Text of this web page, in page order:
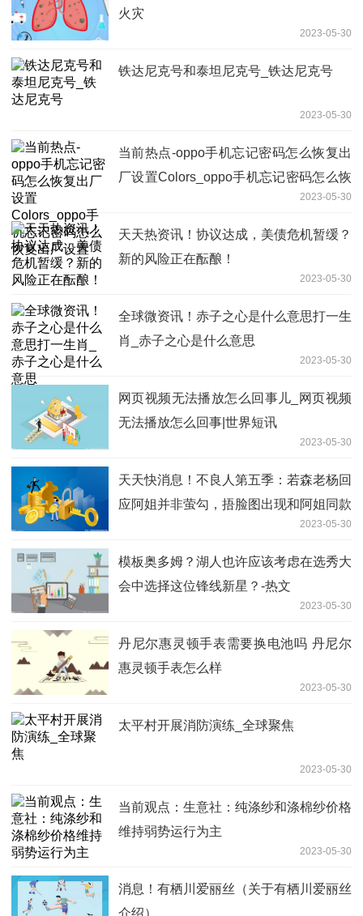
火灾
2023-05-30
铁达尼克号和泰坦尼克号_铁达尼克号
2023-05-30
当前热点-oppo手机忘记密码怎么恢复出
厂设置Colors_oppo手机忘记密码怎么恢
2023-05-30
天天热资讯！协议达成，美债危机暂缓？
新的风险正在酝酿！
2023-05-30
全球微资讯！赤子之心是什么意思打一生
肖_赤子之心是什么意思
2023-05-30
网页视频无法播放怎么回事儿_网页视频
无法播放怎么回事|世界短讯
2023-05-30
天天快消息！不良人第五季：若森老杨回
应阿姐并非萤勾，捂脸图出现和阿姐同款
2023-05-30
模板奥多姆？湖人也许应该考虑在选秀大
会中选择这位锋线新星？-热文
2023-05-30
丹尼尔惠灵顿手表需要换电池吗 丹尼尔
惠灵顿手表怎么样
2023-05-30
太平村开展消防演练_全球聚焦
2023-05-30
当前观点：生意社：纯涤纱和涤棉纱价格
维持弱势运行为主
2023-05-30
消息！有栖川爱丽丝（关于有栖川爱丽丝
介绍）